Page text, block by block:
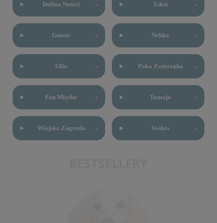
Dolina Noteci › Eden ›
Gussto › Nekko ›
Ollo › Paka Zwierzaka ›
Pan Mięsko › Tomojo ›
Wiejska Zagroda › Voskes ›